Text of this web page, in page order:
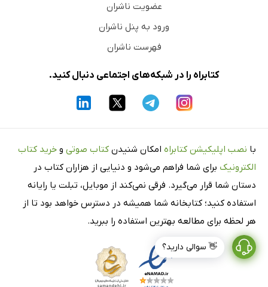
👋 سوالی دارید؟
عضویت ناشران
ورود به پنل ناشران
فهرست ناشران
کتابراه را در شبکه‌های اجتماعی دنبال کنید.
با نصب اپلیکیشن کتابراه امکان شنیدن کتاب صوتی و خرید کتاب
الکترونیک برای شما فراهم می‌شود و دنیایی از هزاران کتاب در
دستان شما قرار می‌گیرد. فرقی نمی‌کند از موبایل، تبلت یا رایانه
استفاده کنید؛ کتابخانه شما همیشه در دسترس خواهد بود تا از
هر لحظه برای مطالعه بهترین استفاده را ببرید.